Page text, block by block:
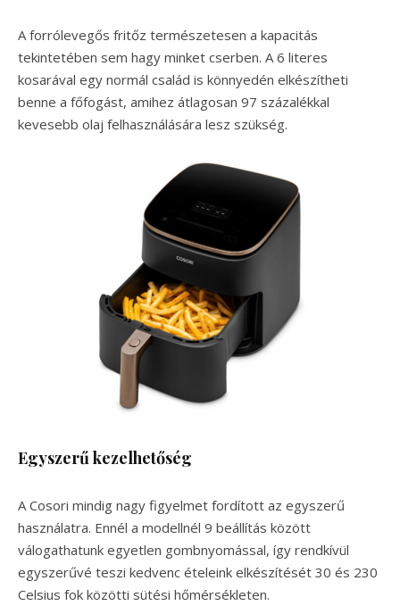
A forrólevegős fritőz természetesen a kapacitás
tekintetében sem hagy minket cserben. A 6 literes
kosarával egy normál család is könnyedén elkészítheti
benne a főfogást, amihez átlagosan 97 százalékkal
kevesebb olaj felhasználására lesz szükség.
Egyszerű kezelhetőség
A Cosori mindig nagy figyelmet fordított az egyszerű
használatra. Ennél a modellnél 9 beállítás között
válogathatunk egyetlen gombnyomással, így rendkívül
egyszerűvé teszi kedvenc ételeink elkészítését 30 és 230
Celsius fok közötti sütési hőmérsékleten.